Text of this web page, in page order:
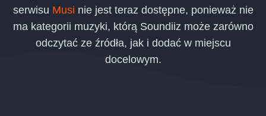
serwisu Musi nie jest teraz dostępne, ponieważ nie
ma kategorii muzyki, którą Soundiiz może zarówno
odczytać ze źródła, jak i dodać w miejscu
docelowym.